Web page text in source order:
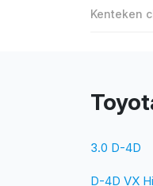
Kenteken
3.0 D-4D
D-4D VX